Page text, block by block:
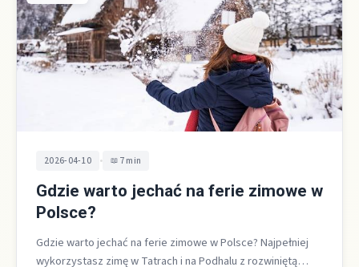
2026-04-10 • 7 min
Gdzie warto jechać na ferie zimowe w
Polsce?
Gdzie warto jechać na ferie zimowe w Polsce? Najpełniej
wykorzystasz zimę w Tatrach i na Podhalu z rozwiniętą